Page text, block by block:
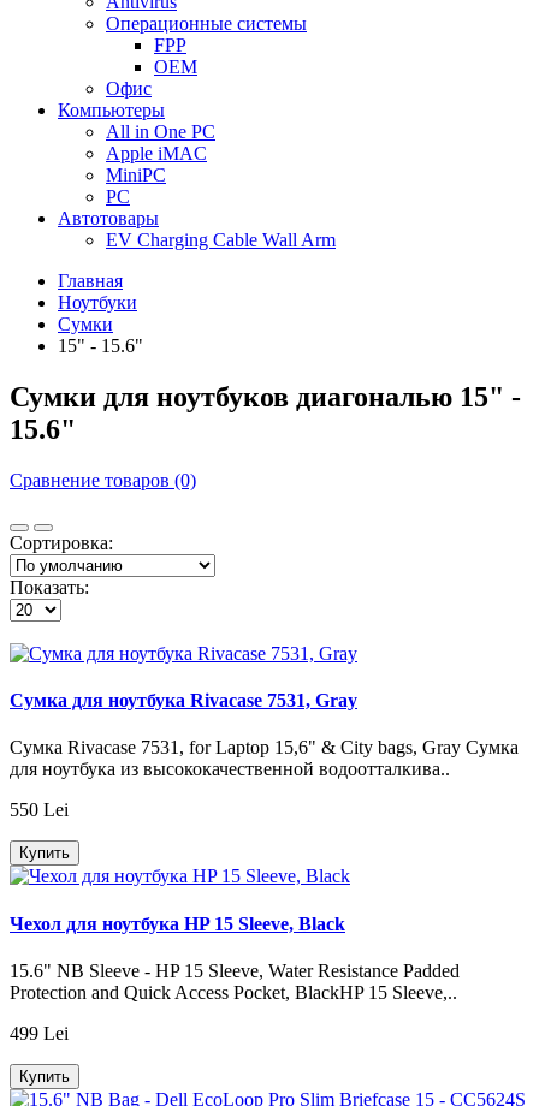
Операционные системы
FPP
OEM
Офис
Компьютеры
All in One PC
Apple iMAC
MiniPC
PC
Автотовары
EV Charging Cable Wall Arm
Главная
Ноутбуки
Сумки
15" - 15.6"
Сумки для ноутбуков диагональю 15" -
15.6"
Сравнение товаров (0)
Сортировка:
Показать:
Сумка для ноутбука Rivacase 7531, Gray
Сумка Rivacase 7531, for Laptop 15,6" & City bags, Gray Сумка
для ноутбука из высококачественной водоотталкива..
550 Lei
Купить
Чехол для ноутбука HP 15 Sleeve, Black
15.6" NB Sleeve - HP 15 Sleeve, Water Resistance Padded
Protection and Quick Access Pocket, BlackHP 15 Sleeve,..
499 Lei
Купить